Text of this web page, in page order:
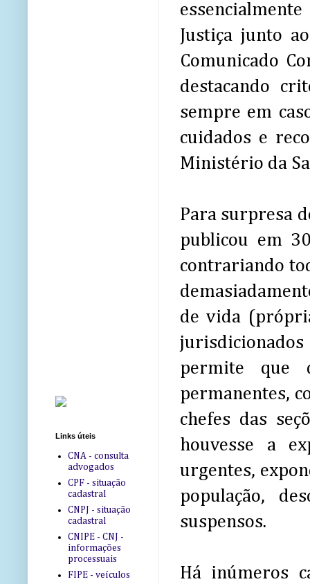
Justiça junto
Comunicado
destacando
sempre em
cuidados e
Ministério da
Para surpresa
publicou em
contrariando
de vida
permite que
permanentes,
chefes das
houvesse a
urgentes,
população,
suspensos.
Há inúmeros
Links úteis
CNA - consulta
advogados
CPF - situação
cadastral
CNPJ - situação
cadastral
CNIPE - CNJ -
informações
processuais
FIPE - veículos